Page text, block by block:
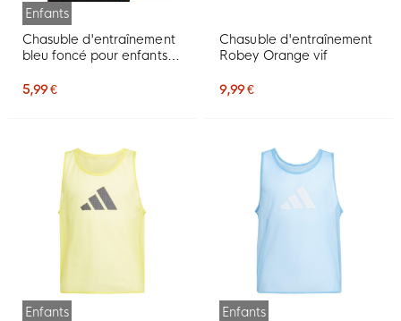
Enfants
Chasuble d'entraînement
bleu foncé pour enfants
5,99 €
Chasuble d'entraînement
Robey Orange vif
9,99 €
Enfants
Enfants